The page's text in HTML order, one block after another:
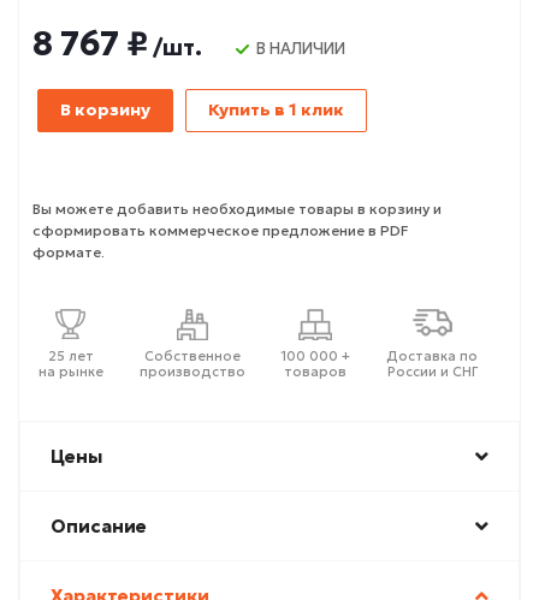
8 767 ₽ /шт. В НАЛИЧИИ
В корзину Купить в 1 клик
Вы можете добавить необходимые товары в корзину и
сформировать коммерческое предложение в PDF
формате.
25 лет
на рынке
Собственное
производство
100 000 +
товаров
Доставка по
России и СНГ
Цены
Описание